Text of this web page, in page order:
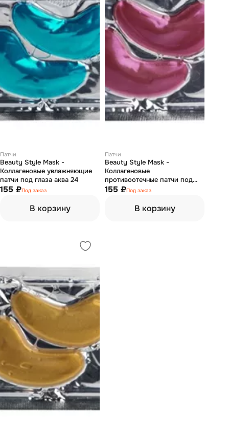
Патчи
Beauty Style Mask -
Коллагеновые увлажняющие
патчи под глаза аква 24
155 ₽Под заказ
В корзину
Патчи
Beauty Style Mask -
Коллагеновые
противоотечные патчи под
глаза комфорт
155 ₽Под заказ
В корзину